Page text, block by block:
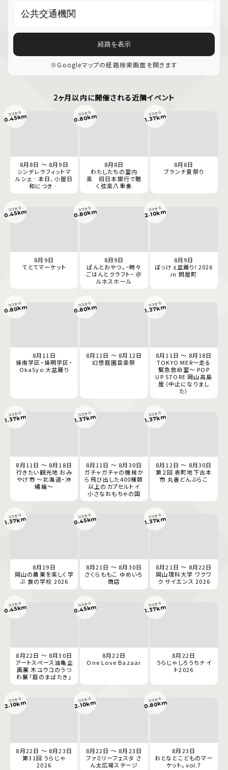
経路を表示
※Googleマップの経路検索画面を開きます
2ヶ月以内に開催される近隣イベント
8月8日 ～ 8月9日
シンデレラフィットマ
ルシェ‐本日、小屋日
和につき‐
ココから
0.45km
8月8日
わたしたちの室内
楽 旧日本銀行で聴
く弦楽八重奏
ココから
0.80km
8月8日
ブランチ夏祭り
ココから
1.37km
8月9日
てとてマーケット
ココから
0.45km
8月9日
ぱんとおやつ。−時々
ごはんとクラフト− ＠
ルネスホール
ココから
0.80km
8月9日
ぼっけぇ盆踊り！2026
in 問屋町
ココから
2.10km
8月11日
操南学区・操明学区・
OkaSyo 大盆踊り
ココから
0.80km
8月11日 ～ 8月12日
幻想庭園音楽祭
ココから
0.80km
8月11日 ～ 8月18日
TOKYO MER～走る
緊急救命室～ POP
UP STORE 岡山高島
屋（中止になりまし
た）
ココから
1.37km
8月11日 ～ 8月18日
行きたい観光地 おみ
やげ市 ～北海道・沖
縄編～
ココから
1.37km
8月11日 ～ 8月30日
ガチャガチャの機械か
ら飛び出した400種類
以上のカプセルトイ
小さなおもちゃの国
ココから
1.37km
8月12日 ～ 8月30日
第２回 表町地下古本
市 丸善どんぶらこ
ココから
1.37km
8月19日
岡山の農業を楽しく学
ぶ 食の学校 2026
ココから
1.37km
8月21日 ～ 8月30日
さくらももこ ゆめいろ
商店
ココから
0.45km
8月21日 ～ 8月22日
岡山理科大学 ワクワ
ク サイエンス 2026
ココから
1.37km
8月22日 ～ 8月30日
アートスペース油亀企
画展 木ユウコのうつ
わ展「庭のまばたき」
ココから
0.45km
8月22日
One Love Bazaar
ココから
0.45km
8月22日
うらじゃしろうちナイ
ト2026
ココから
1.37km
8月22日 ～ 8月23日
第31回 うらじゃ
2026
ココから
2.10km
8月22日 ～ 8月23日
ファミリーフェスタ さ
ん太広場ステージ
ココから
2.10km
8月23日
おとなとこどものマー
ケット。vol.7
ココから
0.80km